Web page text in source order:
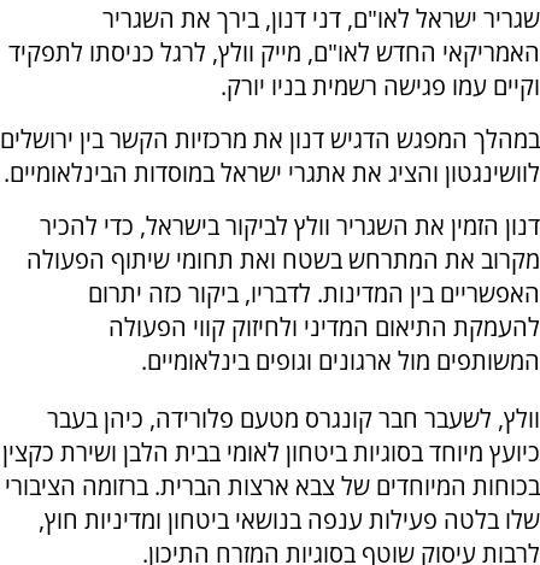
שגריר ישראל לאו"ם, דני דנון, בירך את השגריר
האמריקאי החדש לאו"ם, מייק וולץ, לרגל כניסתו לתפקיד
וקיים עמו פגישה רשמית בניו יורק.
במהלך המפגש הדגיש דנון את מרכזיות הקשר בין ירושלים
לוושינגטון והציג את אתגרי ישראל במוסדות הבינלאומיים.
דנון הזמין את השגריר וולץ לביקור בישראל, כדי להכיר
מקרוב את המתרחש בשטח ואת תחומי שיתוף הפעולה
האפשריים בין המדינות. לדבריו, ביקור כזה יתרום
להעמקת התיאום המדיני ולחיזוק קווי הפעולה
המשותפים מול ארגונים וגופים בינלאומיים.
וולץ, לשעבר חבר קונגרס מטעם פלורידה, כיהן בעבר
כיועץ מיוחד בסוגיות ביטחון לאומי בבית הלבן ושירת כקצין
בכוחות המיוחדים של צבא ארצות הברית. ברזומה הציבורי
שלו בלטה פעילות ענפה בנושאי ביטחון ומדיניות חוץ,
לרבות עיסוק שוטף בסוגיות המזרח התיכון.